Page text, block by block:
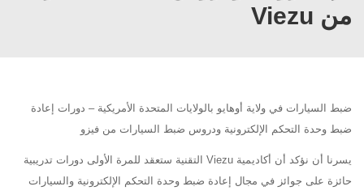
من Viezu
ضبط السيارات في ولاية أوهايو بالولايات المتحدة الأمريكية – دورات إعادة
ضبط وحدة التحكم الإلكترونية ودروس ضبط السيارات من فيزو
يسرنا أن نؤكد أن أكاديمية Viezu التقنية ستعقد للمرة الأولى دورات تدريبية
حائزة على جوائز في مجال إعادة ضبط وحدة التحكم الإلكترونية والسيارات